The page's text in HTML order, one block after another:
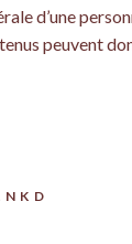
d’une
peuvent